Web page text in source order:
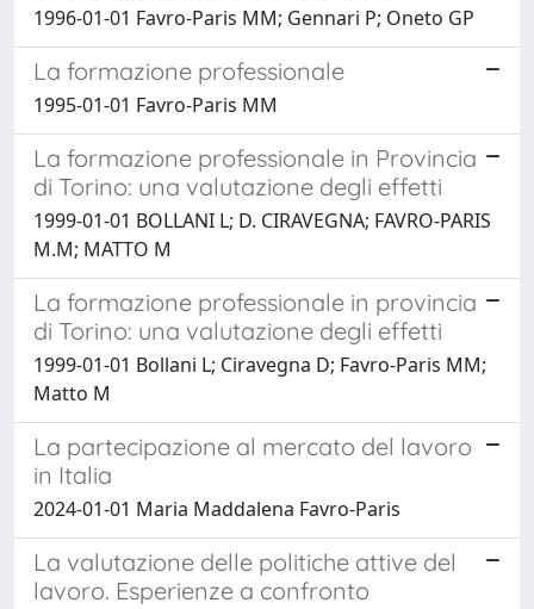
1996-01-01 Favro-Paris MM; Gennari P; Oneto GP
La formazione professionale
1995-01-01 Favro-Paris MM
La formazione professionale in Provincia
di Torino: una valutazione degli effetti
1999-01-01 BOLLANI L; D. CIRAVEGNA; FAVRO-PARIS
M.M; MATTO M
La formazione professionale in provincia
di Torino: una valutazione degli effetti
1999-01-01 Bollani L; Ciravegna D; Favro-Paris MM;
Matto M
La partecipazione al mercato del lavoro
in Italia
2024-01-01 Maria Maddalena Favro-Paris
La valutazione delle politiche attive del
lavoro. Esperienze a confronto